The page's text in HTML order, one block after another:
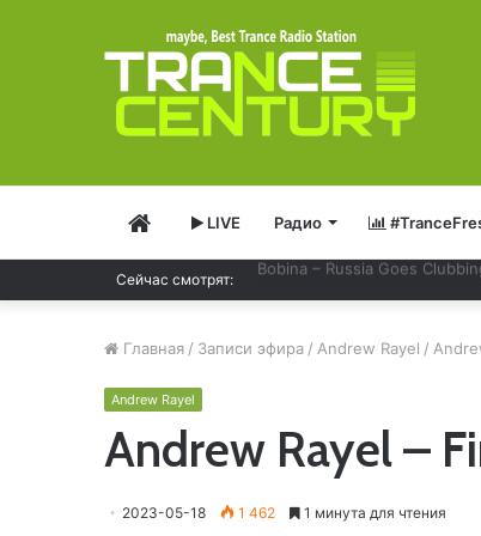
ГлавнаяLIVE Радио
Сейчас смотрят: Armin van Buuren – A State
Главная / Записи эфира / Andrew Rayel /
Andrew Rayel
Andrew Rayel –
2023-05-18 1 462 1 минута для чтения